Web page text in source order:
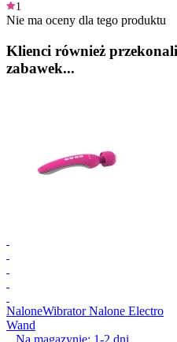
1
Nie ma oceny dla tego produktu
Klienci również
zabawek...
NaloneWibrator Nalone Electro
Wand
Na magazynie: 1-2 dni